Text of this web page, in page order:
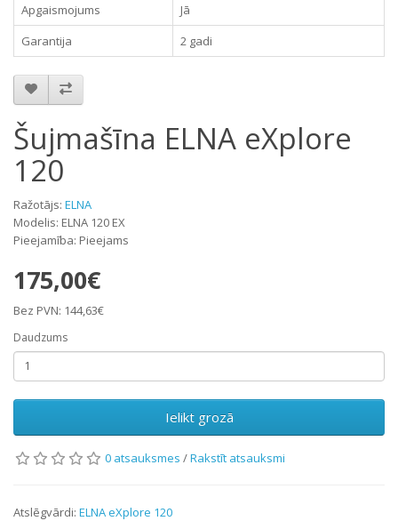
Apgaismojums
Jā
Garantija
2 gadi
Šujmašīna ELNA eXplore
120
Ražotājs: ELNA
Modelis: ELNA 120 EX
Pieejamība: Pieejams
175,00€
Bez PVN: 144,63€
Daudzums
Ielikt grozā
0 atsauksmes /Rakstīt atsauksmi
Atslēgvārdi: ELNA eXplore 120